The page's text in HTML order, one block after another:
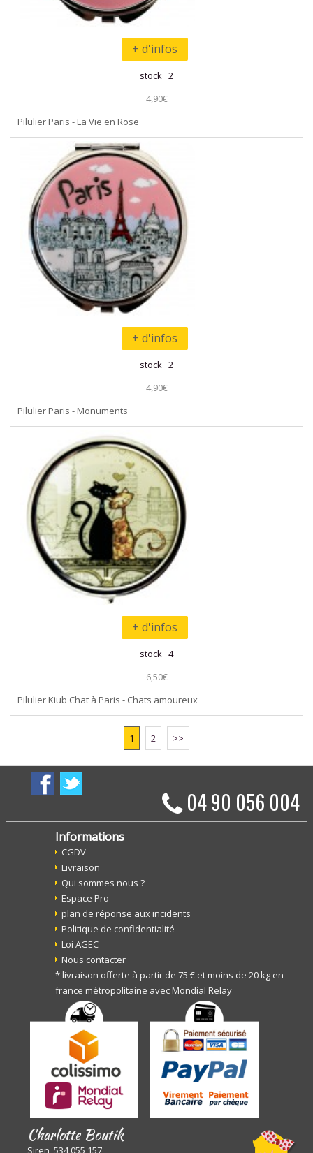
+ d'infos
stock 2
4,90€
Pilulier Paris - La Vie en Rose
+ d'infos
stock 2
4,90€
Pilulier Paris - Monuments
+ d'infos
stock 4
6,50€
Pilulier Kiub Chat à Paris - Chats amoureux
1 2 >>
04 90 056 004
Informations
CGDV
Livraison
Qui sommes nous ?
Espace Pro
plan de réponse aux incidents
Politique de confidentialité
Loi AGEC
Nous contacter
* livraison offerte à partir de 75 € et moins de 20 kg en
france métropolitaine avec Mondial Relay
Charlotte Boutik
Siren 534 055 157